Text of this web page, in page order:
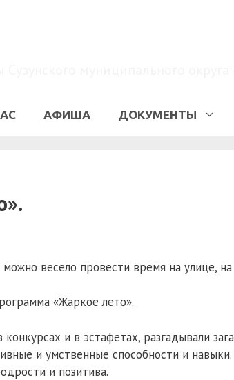
АФИША ДОКУМЕНТЫ
весело провести время на улице,
«Жаркое лето».
и в эстафетах, разгадывали
и умственные способности и навыки.
и позитива.